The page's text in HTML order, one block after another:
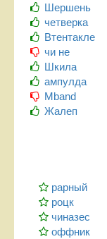
Шершень
четверка
Втентакле
чи не
Шкила
ампулда
Mband
Жалеп
рарный
роцк
чиназес
оффник